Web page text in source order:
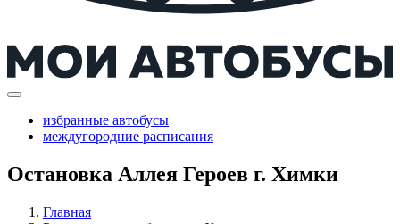
избранные автобусы
междугородние расписания
Остановка Аллея Героев г. Химки
Главная